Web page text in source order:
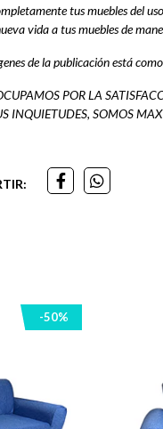
tus muebles del
vida a tus muebles de
de la publicación está
POR LA
INQUIETUDES, SOMOS
-50%